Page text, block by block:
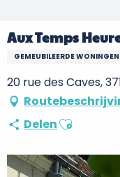
Aux Temps
GEMEUBILEERDE
20 rue des Caves,
DelenAjouter aux